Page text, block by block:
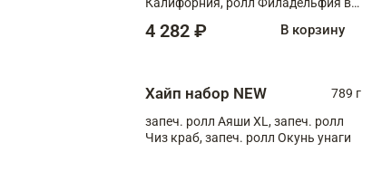
запеч. ролл Моцарелломания, ролл
4 282 ₽ В корзину
Хайп набор NEW
789 г
запеч. ролл Аяши XL, запеч. ролл
Чиз краб, запеч. ролл Окунь унаги